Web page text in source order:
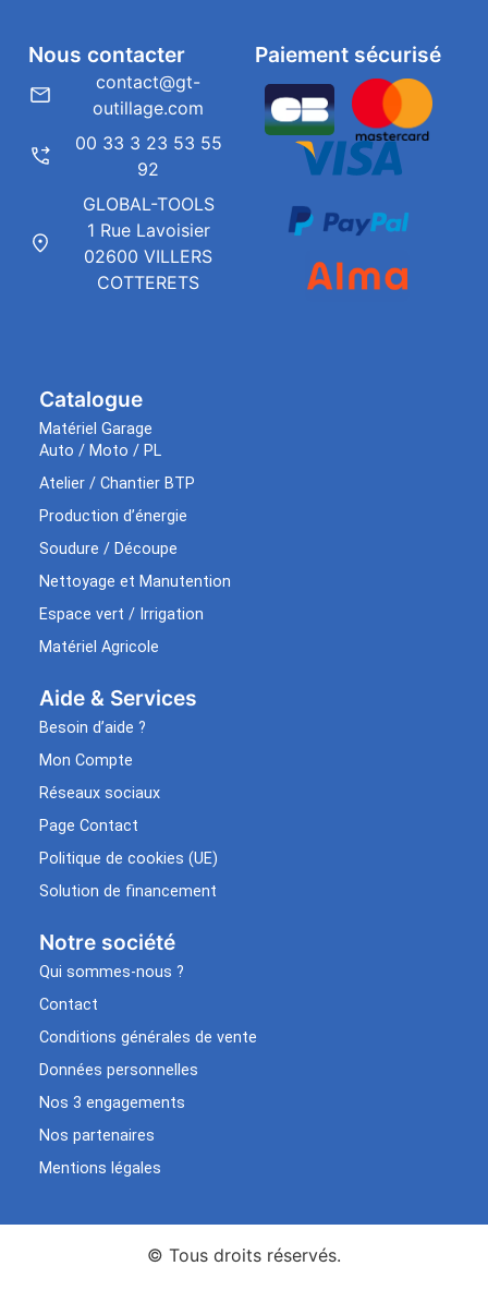
Catalogue
Matériel Garage
Auto / Moto / PL
Atelier / Chantier BTP
Production d’énergie
Soudure / Découpe
Nettoyage et Manutention
Espace vert / Irrigation
Matériel Agricole
Aide & Services​
Besoin d’aide ?
Mon Compte
Réseaux sociaux
Page Contact
Politique de cookies (UE)
Solution de financement
Notre société
Qui sommes-nous ?
Contact
Conditions générales de vente
Données personnelles
Nos 3 engagements
Nos partenaires
Mentions légales
Paiement sécurisé
Nous contacter
contact@gt-
outillage.com
00 33 3 23 53 55
92
GLOBAL-TOOLS
1 Rue Lavoisier
02600 VILLERS
COTTERETS
© Tous droits réservés.